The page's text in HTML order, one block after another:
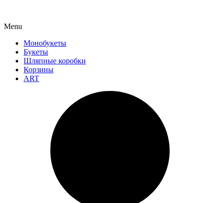
Menu
Монобукеты
Букеты
Шляпные коробки
Корзины
ART